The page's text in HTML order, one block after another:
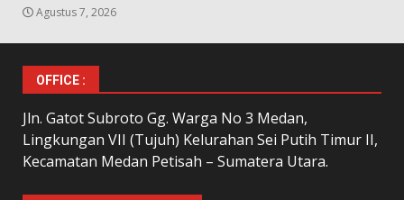
Agustus 7, 2026
OFFICE :
Jln. Gatot Subroto Gg. Warga No 3 Medan,
Lingkungan VII (Tujuh) Kelurahan Sei Putih Timur II,
Kecamatan Medan Petisah – Sumatera Utara.